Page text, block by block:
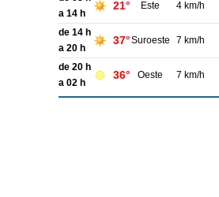
a 14 h
21° Este 4 km/h
de 14 h
a 20 h
37°Suroeste 7 km/h
de 20 h
a 02 h
36° Oeste 7 km/h